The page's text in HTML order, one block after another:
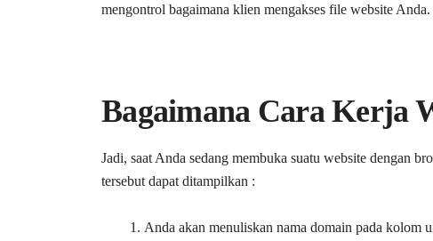
mengontrol bagaimana klien mengakses file website Anda.
Bagaimana Cara Kerja
Jadi, saat Anda sedang membuka suatu website dengan
tersebut dapat ditampilkan :
Anda akan menuliskan nama domain pada kolom